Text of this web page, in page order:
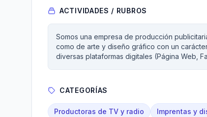
ACTIVIDADES / RUBROS
Somos una empresa de producción
como de arte y diseño gráfico con un
diversas plataformas digitales (Página Web,
CATEGORÍAS
Productoras de TV y radio Imprentas y